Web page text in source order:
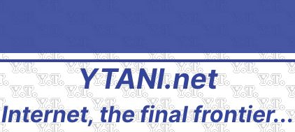
YTANI.net
Internet, the final frontier...